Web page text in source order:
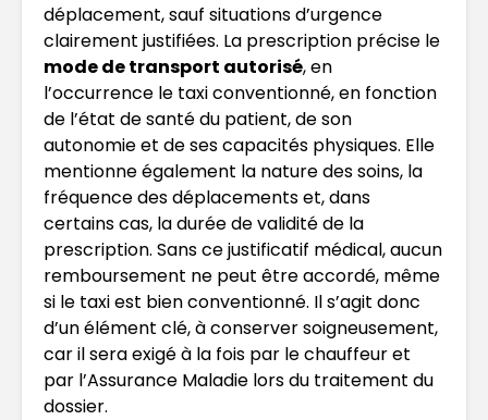
déplacement, sauf situations d’urgence
clairement justifiées. La prescription précise le
mode de transport autorisé, en
l’occurrence le taxi conventionné, en fonction
de l’état de santé du patient, de son
autonomie et de ses capacités physiques. Elle
mentionne également la nature des soins, la
fréquence des déplacements et, dans
certains cas, la durée de validité de la
prescription. Sans ce justificatif médical, aucun
remboursement ne peut être accordé, même
si le taxi est bien conventionné. Il s’agit donc
d’un élément clé, à conserver soigneusement,
car il sera exigé à la fois par le chauffeur et
par l’Assurance Maladie lors du traitement du
dossier.